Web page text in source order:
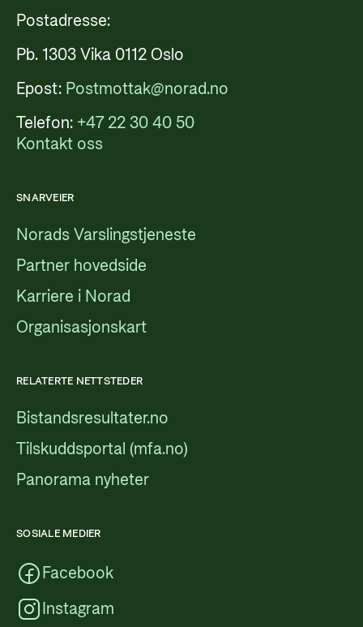
Postadresse:
Pb. 1303 Vika 0112 Oslo
Epost: Postmottak@norad.no
Telefon: +47 22 30 40 50
Kontakt oss
SNARVEIER
Norads Varslingstjeneste
Partner hovedside
Karriere i Norad
Organisasjonskart
RELATERTE NETTSTEDER
Bistandsresultater.no
Tilskuddsportal (mfa.no)
Panorama nyheter
SOSIALE MEDIER
Facebook
Instagram